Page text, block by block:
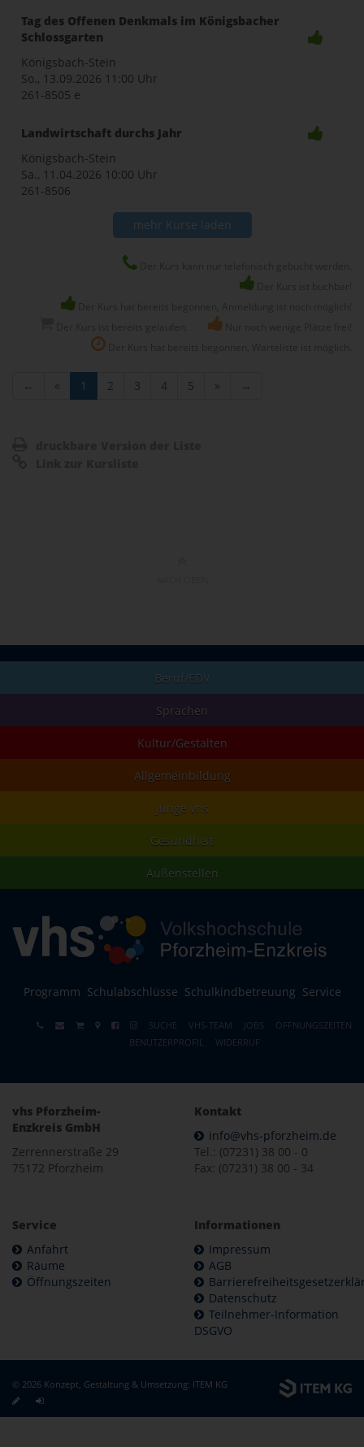
Tag des Offenen Denkmals im Königsbacher
Schlossgarten
Königsbach-Stein
So., 13.09.2026 11:00 Uhr
261-8505 e
Landwirtschaft durchs Jahr
Königsbach-Stein
Sa., 11.04.2026 10:00 Uhr
261-8506
mehr Kurse laden
← « 1 2 3 4 5 » →
Beruf/EDV
Sprachen
Kultur/Gestalten
Allgemeinbildung
junge vhs
Gesundheit
Außenstellen
Programm Schulabschlüsse Schulkindbetreuung Service
SUCHE VHS-TEAM JOBS
ÖFFNUNGSZEITEN
BENUTZERPROFIL
WIDERRUF
vhs Pforzheim-
Enzkreis GmbH
Zerrennerstraße 29
75172 Pforzheim
Kontakt
info@vhs-pforzheim.de
Tel.: (07231) 38 00 - 0
Fax: (07231) 38 00 - 34
Service
Anfahrt
Räume
Öffnungszeiten
Informationen
Impressum
AGB
Datenschutz
Teilnehmer-Information
DSGVO
© 2026 Konzept, Gestaltung & Umsetzung: ITEM KG